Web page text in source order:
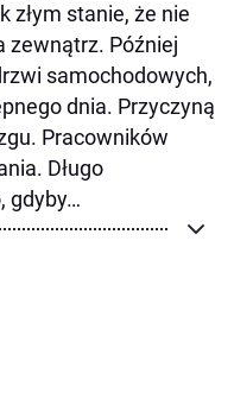
złym stanie, że nie
zewnątrz. Później
samochodowych,
dnia. Przyczyną
Pracowników
Długo
gdyby…